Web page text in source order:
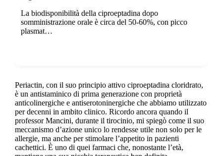
La biodisponibilità della ciproeptadina dopo
somministrazione orale è circa del 50-60%, con picco
plasmat…
Periactin, con il suo principio attivo ciproeptadina cloridrato,
è un antistaminico di prima generazione con proprietà
anticolinergiche e antiserotoninergiche che abbiamo utilizzato
per decenni in ambito clinico. Ricordo ancora quando il
professor Mancini, durante il tirocinio, mi spiegò come il suo
meccanismo d’azione unico lo rendesse utile non solo per le
allergie, ma anche per stimolare l’appetito in pazienti
cachettici. È uno di quei farmaci che, nonostante l’età,